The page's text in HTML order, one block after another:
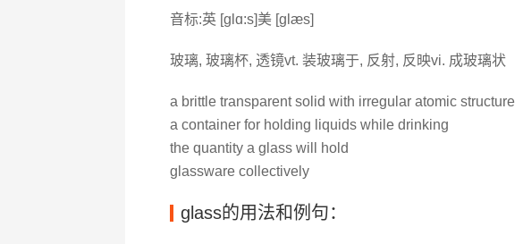
音标:英 [ɡlɑ:s]美 [ɡlæs]
玻璃, 玻璃杯, 透镜vt. 装玻璃于, 反射, 反映vi. 成玻璃状
a brittle transparent solid with irregular atomic structure
a container for holding liquids while drinking
the quantity a glass will hold
glassware collectively
glass的用法和例句：